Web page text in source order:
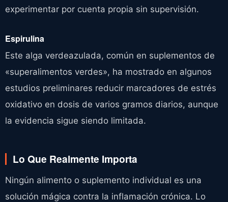
experimentar por cuenta propia sin supervisión.
Espirulina
Este alga verdeazulada, común en suplementos de
«superalimentos verdes», ha mostrado en algunos
estudios preliminares reducir marcadores de estrés
oxidativo en dosis de varios gramos diarios, aunque
la evidencia sigue siendo limitada.
Lo Que Realmente Importa
Ningún alimento o suplemento individual es una
solución mágica contra la inflamación crónica. Lo